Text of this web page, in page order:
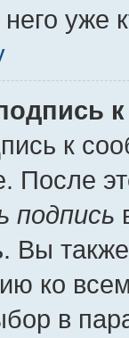
уже
к
После
подпись
Вы
ко
в